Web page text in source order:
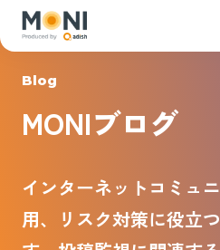
Blog
MONIブログ
インターネットコミュ
用、リスク対策に役立